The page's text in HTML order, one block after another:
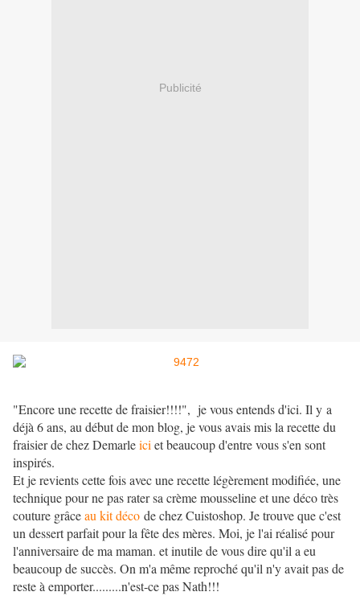
Publicité
"Encore une recette de fraisier!!!!", je vous entends d'ici. Il y a
déjà 6 ans, au début de mon blog, je vous avais mis la recette du
fraisier de chez Demarleici et beaucoup d'entre vous s'en sont
inspirés.
Et je revients cette fois avec une recette légèrement modifiée, une
technique pour ne pas rater sa crème mousseline et une déco très
couture grâceau kit déco de chez Cuistoshop. Je trouve que c'est
un dessert parfait pour la fête des mères. Moi, je l'ai réalisé pour
l'anniversaire de ma maman. et inutile de vous dire qu'il a eu
beaucoup de succès. On m'a même reproché qu'il n'y avait pas de
reste à emporter.........n'est-ce pas Nath!!!